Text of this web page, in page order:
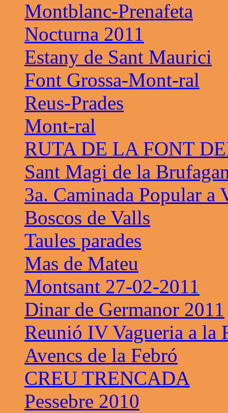
Montblanc-Prenafeta
Nocturna 2011
Estany de Sant Maurici
Font Grossa-Mont-ral
Reus-Prades
Mont-ral
RUTA DE LA FONT
Sant Magi de la
3a. Caminada Popular a
Boscos de Valls
Taules parades
Mas de Mateu
Montsant 27-02-2011
Dinar de Germanor 2011
Reunió IV Vagueria a la
Avencs de la Febró
CREU TRENCADA
Pessebre 2010